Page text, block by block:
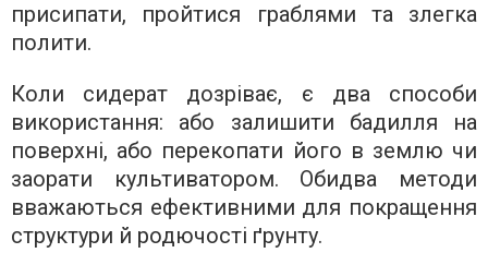
присипати, пройтися граблями та злегка
полити.
Коли сидерат дозріває, є два способи
використання: або залишити бадилля на
поверхні, або перекопати його в землю чи
заорати культиватором. Обидва методи
вважаються ефективними для покращення
структури й родючості ґрунту.